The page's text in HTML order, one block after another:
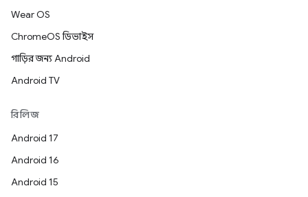
Wear OS
ChromeOS ডিভাইস
গাড়ির জন্য Android
Android TV
রিলিজ
Android 17
Android 16
Android 15